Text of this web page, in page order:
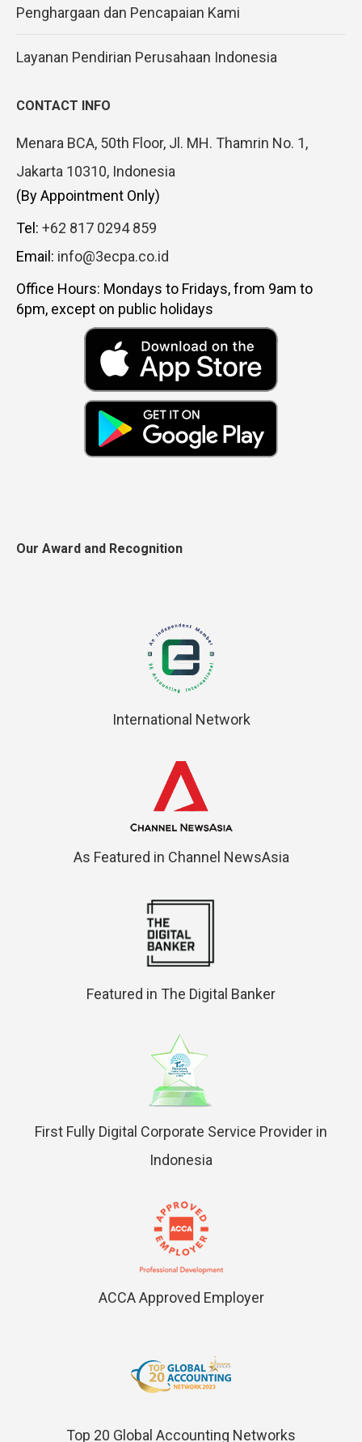
Penghargaan dan Pencapaian Kami
Layanan Pendirian Perusahaan Indonesia
CONTACT INFO
Menara BCA, 50th Floor, Jl. MH. Thamrin No. 1,
Jakarta 10310, Indonesia
(By Appointment Only)
Tel: +62 817 0294 859
Email: info@3ecpa.co.id
Office Hours: Mondays to Fridays, from 9am to
6pm, except on public holidays
Our Award and Recognition
International Network
As Featured in Channel NewsAsia
Featured in The Digital Banker
First Fully Digital Corporate Service Provider in
Indonesia
ACCA Approved Employer
Top 20 Global Accounting Networks